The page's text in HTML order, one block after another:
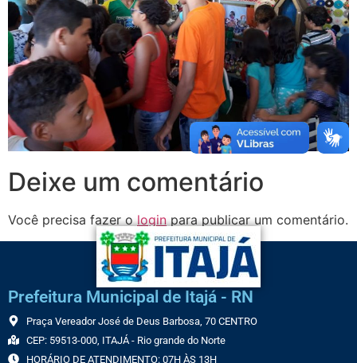
Deixe um comentário
Você precisa fazer ologinpara publicar um comentário.
Prefeitura Municipal de Itajá - RN
Praça Vereador José de Deus Barbosa, 70 CENTRO
CEP: 59513-000, ITAJÁ - Rio grande do Norte
HORÁRIO DE ATENDIMENTO: 07H ÀS 13H